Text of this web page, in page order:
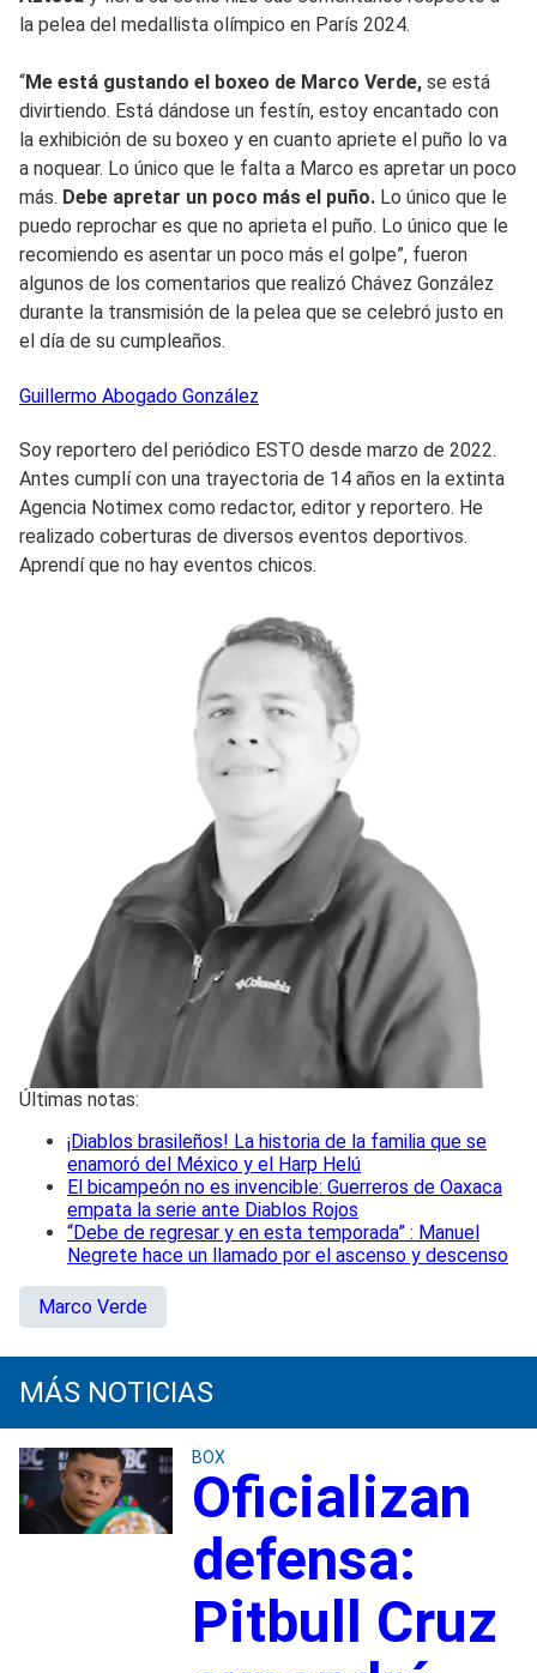
la pelea del medallista olímpico en París 2024.
“Me está gustando el boxeo de Marco Verde, se está
divirtiendo. Está dándose un festín, estoy encantado con
la exhibición de su boxeo y en cuanto apriete el puño lo va
a noquear. Lo único que le falta a Marco es apretar un poco
más. Debe apretar un poco más el puño. Lo único que le
puedo reprochar es que no aprieta el puño. Lo único que le
recomiendo es asentar un poco más el golpe”, fueron
algunos de los comentarios que realizó Chávez González
durante la transmisión de la pelea que se celebró justo en
el día de su cumpleaños.
Guillermo Abogado González
Soy reportero del periódico ESTO desde marzo de 2022.
Antes cumplí con una trayectoria de 14 años en la extinta
Agencia Notimex como redactor, editor y reportero. He
realizado coberturas de diversos eventos deportivos.
Aprendí que no hay eventos chicos.
Últimas notas:
¡Diablos brasileños! La historia de la familia que se
enamoró del México y el Harp Helú
El bicampeón no es invencible: Guerreros de Oaxaca
empata la serie ante Diablos Rojos
“Debe de regresar y en esta temporada” : Manuel
Negrete hace un llamado por el ascenso y descenso
Marco Verde
MÁS NOTICIAS
BOX
Oficializan
defensa:
Pitbull Cruz